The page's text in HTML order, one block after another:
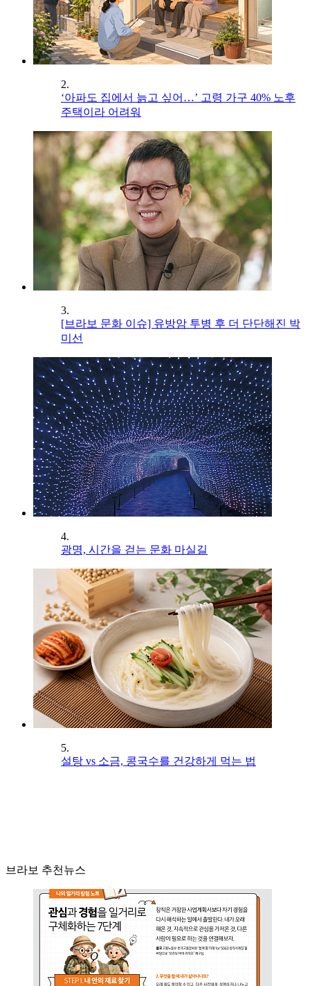
2.
‘아파도 집에서 늙고 싶어…’ 고령 가구 40% 노후
주택이라 어려워
3.
[브라보 문화 이슈] 유방암 투병 후 더 단단해진 박
미선
4.
광명, 시간을 걷는 문화 마실길
5.
설탕 vs 소금, 콩국수를 건강하게 먹는 법
브라보 추천뉴스